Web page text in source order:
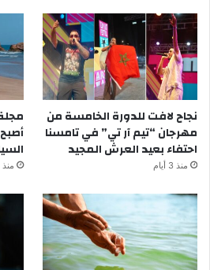
نجاح لافت للدورة الخامسة من
مهرجان “تيم آر تي” في تامسنا
احتفاء بعيد العرش المجيد
منذ 3 أيام